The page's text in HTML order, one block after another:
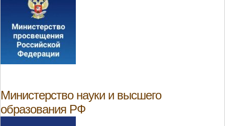
Министерство науки и высшего
образования РФ